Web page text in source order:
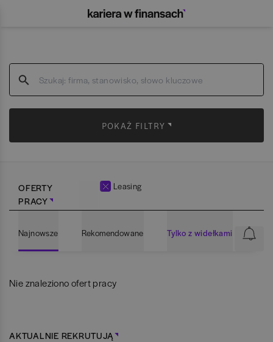
POKAŻ FILTRY
OFERTY
PRACY
Leasing
Najnowsze Rekomendowane Tylko z widełkami
Nie znaleziono ofert pracy
AKTUALNIE REKRUTUJĄ